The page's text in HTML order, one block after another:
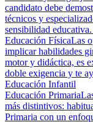
candidato debe
técnicos y
sensibilidad
Educación FísicaLas
implicar habilidades
motor y didáctica, es
doble exigencia y te
Educación Infantil
Educación Primaria
más distintivos:
Primaria con un